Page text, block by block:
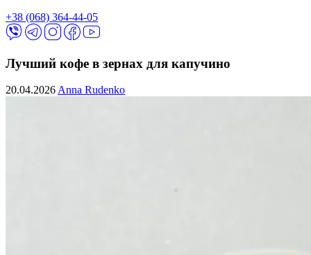
+38 (068) 364-44-05
Лучший кофе в зернах для капучино
20.04.2026Anna Rudenko